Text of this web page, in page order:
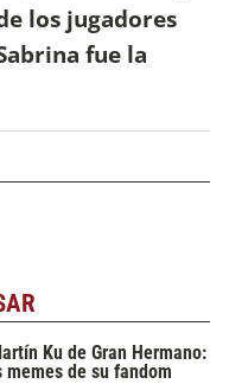
los jugadores
fue la
Ku de Gran Hermano:
memes de su fandom